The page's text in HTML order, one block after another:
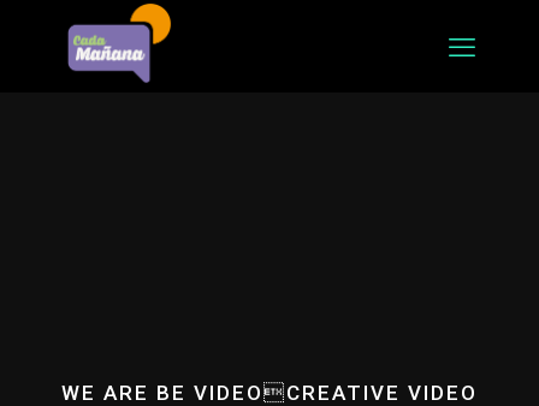
WE ARE BE VIDEOCREATIVE VIDEO